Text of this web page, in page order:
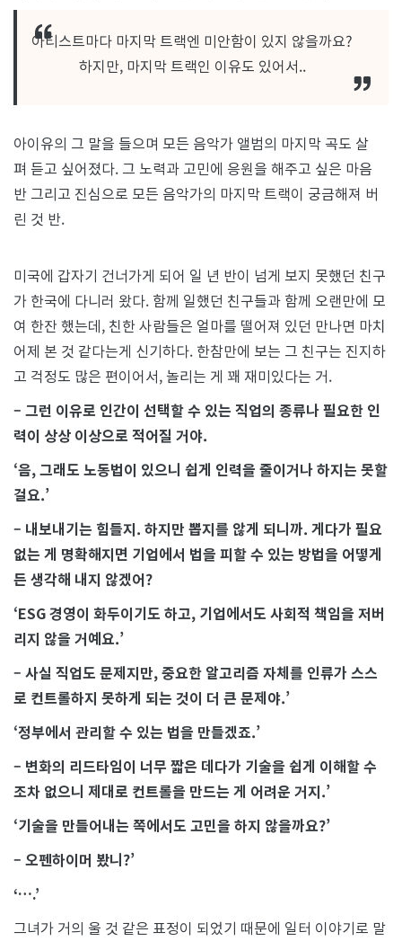
아티스트마다 마지막 트랙엔 미안함이 있지 않을까요?
하지만, 마지막 트랙인 이유도 있어서..
아이유의 그 말을 들으며 모든 음악가 앨범의 마지막 곡도 살
펴 듣고 싶어졌다. 그 노력과 고민에 응원을 해주고 싶은 마음
반 그리고 진심으로 모든 음악가의 마지막 트랙이 궁금해져 버
린 것 반.
미국에 갑자기 건너가게 되어 일 년 반이 넘게 보지 못했던 친구
가 한국에 다니러 왔다. 함께 일했던 친구들과 함께 오랜만에 모
여 한잔 했는데, 친한 사람들은 얼마를 떨어져 있던 만나면 마치
어제 본 것 같다는게 신기하다. 한참만에 보는 그 친구는 진지하
고 걱정도 많은 편이어서, 놀리는 게 꽤 재미있다는 거.
– 그런 이유로 인간이 선택할 수 있는 직업의 종류나 필요한 인
력이 상상 이상으로 적어질 거야.
‘음, 그래도 노동법이 있으니 쉽게 인력을 줄이거나 하지는 못할
걸요.’
– 내보내기는 힘들지. 하지만 뽑지를 않게 되니까. 게다가 필요
없는 게 명확해지면 기업에서 법을 피할 수 있는 방법을 어떻게
든 생각해 내지 않겠어?
‘ESG 경영이 화두이기도 하고, 기업에서도 사회적 책임을 저버
리지 않을 거예요.’
– 사실 직업도 문제지만, 중요한 알고리즘 자체를 인류가 스스
로 컨트롤하지 못하게 되는 것이 더 큰 문제야.’
‘정부에서 관리할 수 있는 법을 만들겠죠.’
– 변화의 리드타임이 너무 짧은 데다가 기술을 쉽게 이해할 수
조차 없으니 제대로 컨트롤을 만드는 게 어려운 거지.’
‘기술을 만들어내는 쪽에서도 고민을 하지 않을까요?’
– 오펜하이머 봤니?’
‘….’
그녀가 거의 울 것 같은 표정이 되었기 때문에 일터 이야기로 말